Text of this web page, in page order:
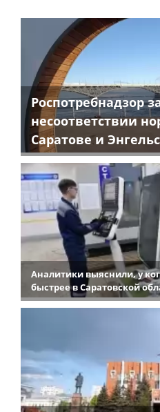
Роспотребнадзор
несоответствии
Саратове и
Аналитики выяснили, у
быстрее в Саратовской